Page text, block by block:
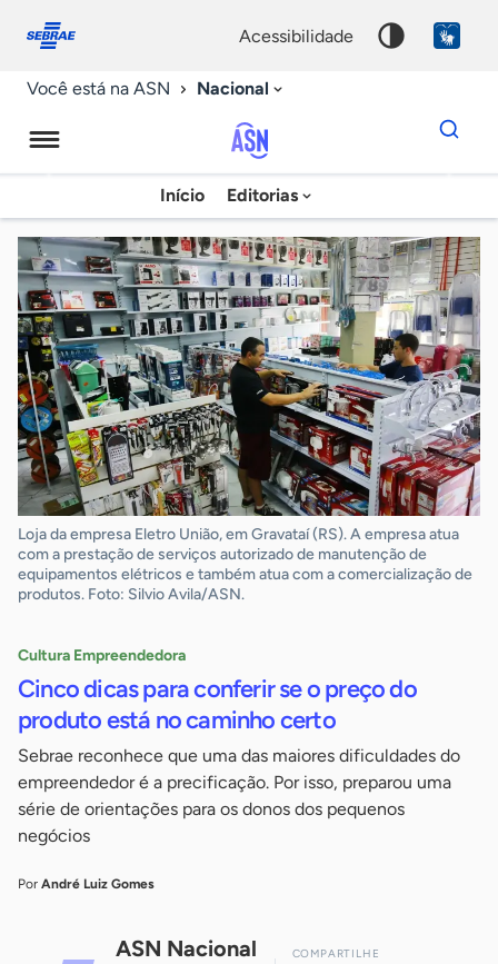
conosco
acessibilidade
Você está na ASN Nacional
Agência
Sebrae
de
Notícias
Início Editorias
Dados
para
chave
Loja da empresa Eletro União, em Gravataí (RS). A empresa atua
com a prestação de serviços autorizado de manutenção de
equipamentos elétricos e também atua com a comercialização de
produtos. Foto: Silvio Avila/ASN.
Cultura Empreendedora
Cinco dicas para conferir se o preço do
produto está no caminho certo
Sebrae reconhece que uma das maiores dificuldades do
empreendedor é a precificação. Por isso, preparou uma
série de orientações para os donos dos pequenos
negócios
Por André Luiz Gomes
ASN Nacional COMPARTILHE